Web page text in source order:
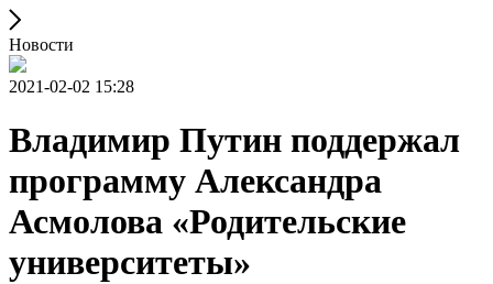
Новости
2021-02-02 15:28
Владимир Путин поддержал
программу Александра
Асмолова «Родительские
университеты»